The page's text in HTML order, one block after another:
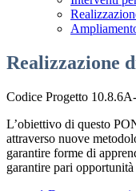
Realizzazione
Codice Progetto
L’obiettivo di questo
attraverso nuove
garantire forme di
garantire pari